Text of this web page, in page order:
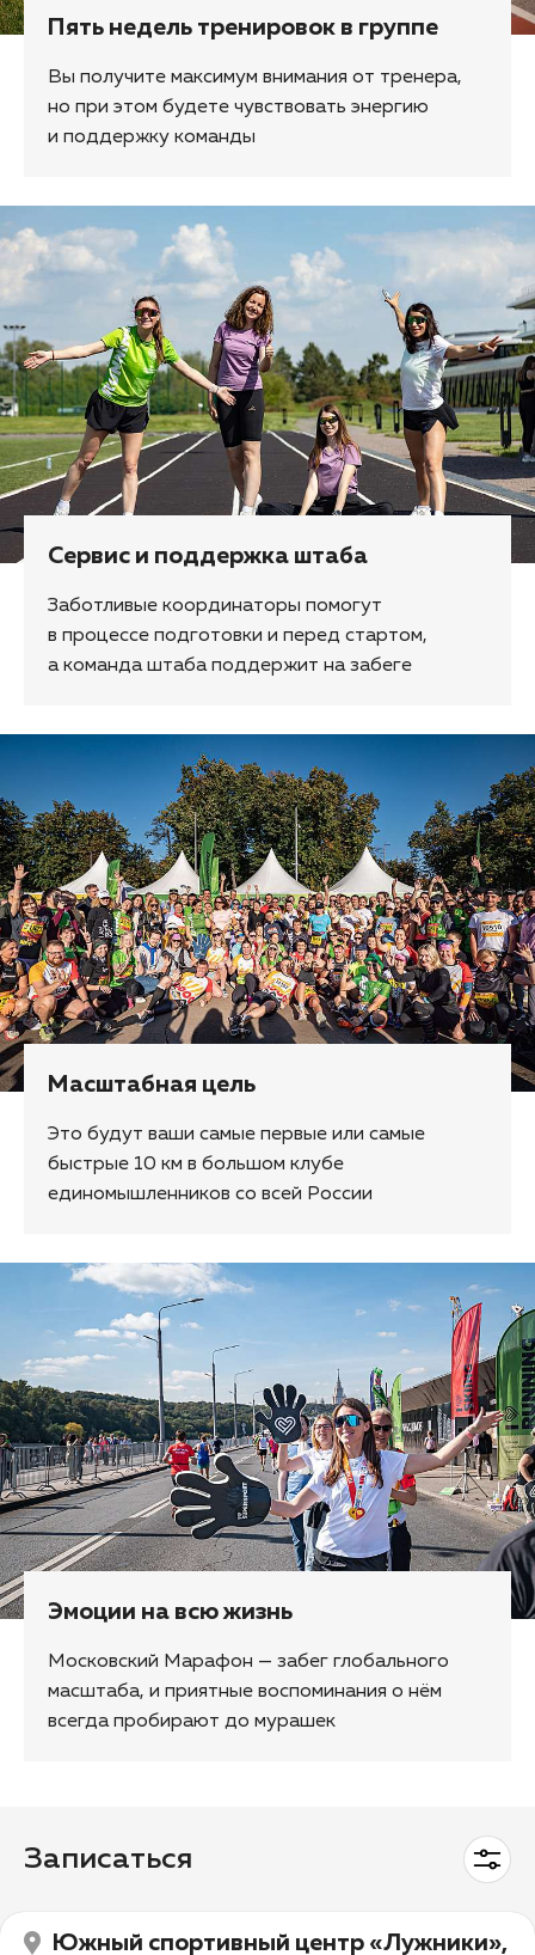
Пять недель тренировок в группе
Вы получите максимум внимания от тренера,
но при этом будете чувствовать энергию
и поддержку команды
Сервис и поддержка штаба
Заботливые координаторы помогут
в процессе подготовки и перед стартом,
а команда штаба поддержит на забеге
Масштабная цель
Это будут ваши самые первые или самые
быстрые 10 км в большом клубе
единомышленников со всей России
Эмоции на всю жизнь
Московский Марафон — забег глобального
масштаба, и приятные воспоминания о нём
всегда пробирают до мурашек
Записаться
Южный спортивный центр «Лужники»,